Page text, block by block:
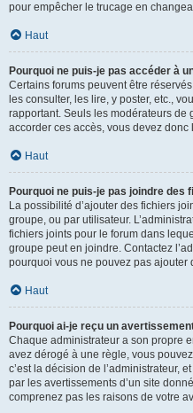
pour empêcher le trucage en
Haut
Pourquoi ne puis-je pas accéder à
Certains forums peuvent être
les consulter, les lire, y poster, etc.,
rapportant. Seuls les modérateurs de
accorder ces accès, vous devez donc
Haut
Pourquoi ne puis-je pas joindre des
La possibilité d’ajouter des fichiers
groupe, ou par utilisateur.
fichiers joints pour le forum dans
groupe peut en joindre. Contactez
pourquoi vous ne pouvez pas ajouter
Haut
Pourquoi ai-je reçu un
Chaque administrateur a son propre
avez dérogé à une règle, vous
c’est la décision de l’administrateur,
par les avertissements d’un site
comprenez pas les raisons de votre